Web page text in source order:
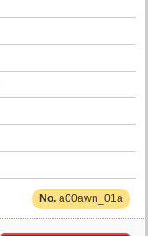
a00awn_01a